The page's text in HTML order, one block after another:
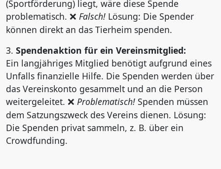
(Sportförderung) liegt, wäre diese Spende
problematisch. ❌ Falsch! Lösung: Die Spender
können direkt an das Tierheim spenden.
3. Spendenaktion für ein Vereinsmitglied:
Ein langjähriges Mitglied benötigt aufgrund eines
Unfalls finanzielle Hilfe. Die Spenden werden über
das Vereinskonto gesammelt und an die Person
weitergeleitet. ❌ Problematisch! Spenden müssen
dem Satzungszweck des Vereins dienen. Lösung:
Die Spenden privat sammeln, z. B. über ein
Crowdfunding.